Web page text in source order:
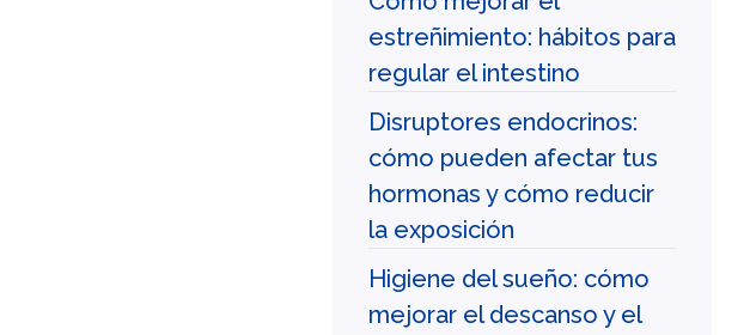
estreñimiento: hábitos para
regular el intestino
Disruptores endocrinos:
cómo pueden afectar tus
hormonas y cómo reducir
la exposición
Higiene del sueño: cómo
mejorar el descanso y el